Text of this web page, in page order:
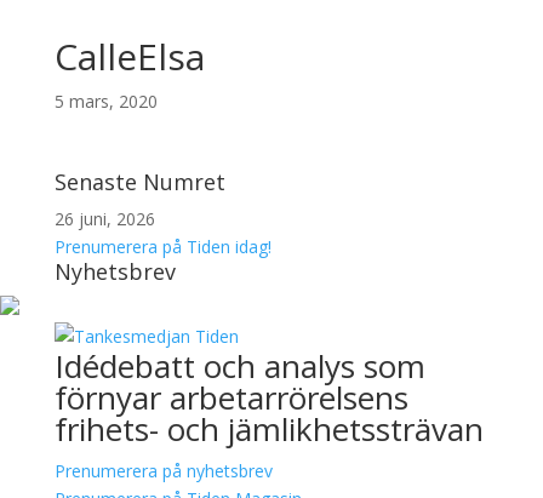
CalleElsa
5 mars, 2020
Senaste Numret
26 juni, 2026
Prenumerera på Tiden idag!
Nyhetsbrev
Idédebatt och analys som
förnyar arbetarrörelsens
frihets- och jämlikhetssträvan
Prenumerera på nyhetsbrev